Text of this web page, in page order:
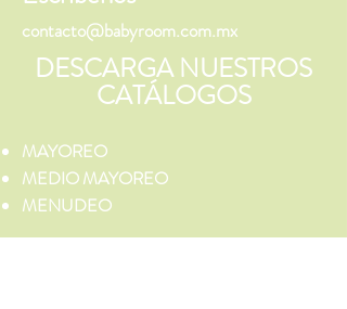
contacto@babyroom.com.mx
DESCARGA NUESTROS
CATÁLOGOS
MAYOREO
MEDIO MAYOREO
MENUDEO
¡Síguenos!